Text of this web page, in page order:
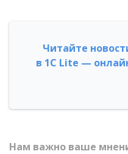
Читайте
в 1С Lite —
Нам важно ваше